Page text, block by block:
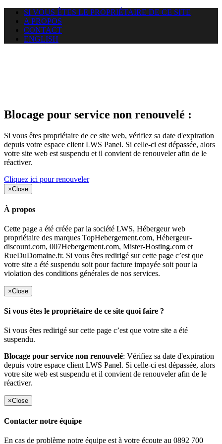
SI VOUS ÊTES LE PROPRIÉTAIRE DE CE SITE
A PROPOS
CONTACT
ENGLISH
Blocage pour service non renouvelé :
Si vous êtes propriétaire de ce site web, vérifiez sa date d'expiration
depuis votre espace client LWS Panel. Si celle-ci est dépassée, alors
votre site web est suspendu et il convient de renouveler afin de le
réactiver.
Cliquez ici pour renouveler
×Close
À propos
Cette page a été créée par la société LWS, Hébergeur web
propriétaire des marques TopHebergement.com, Hébergeur-
discount.com, 007Hebergement.com, Mister-Hosting.com et
RueDuDomaine.fr. Si vous êtes redirigé sur cette page c’est que
votre site a été suspendu soit pour facture impayée soit pour la
violation des conditions générales de nos services.
×Close
Si vous êtes le propriétaire de ce site quoi faire ?
Si vous êtes redirigé sur cette page c’est que votre site a été
suspendu.
Blocage pour service non renouvelé: Vérifiez sa date d'expiration
depuis votre espace client LWS Panel. Si celle-ci est dépassée, alors
votre site web est suspendu et il convient de renouveler afin de le
réactiver.
×Close
Contacter notre équipe
En cas de problème notre équipe est à votre écoute au 0892 700